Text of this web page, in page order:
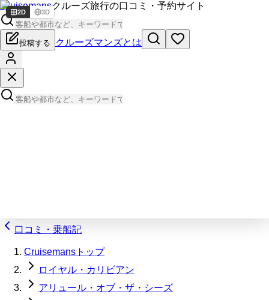
Cruisemansクルーズ旅行の口コミ・予約サイト
投稿する クルーズマンズとは
口コミ・乗船記
Cruisemansトップ
ロイヤル・カリビアン
アリュール・オブ・ザ・シーズ
2D 3D